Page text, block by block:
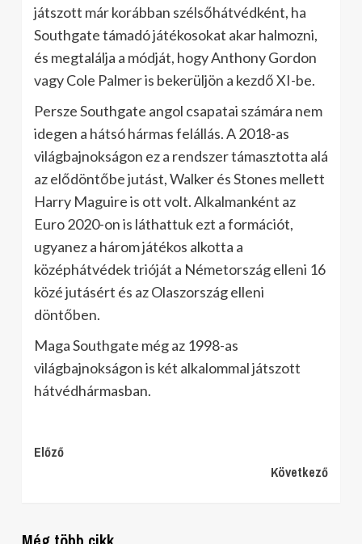
játszott már korábban szélsőhátvédként, ha
Southgate támadó játékosokat akar halmozni,
és megtalálja a módját, hogy Anthony Gordon
vagy Cole Palmer is bekerüljön a kezdő XI-be.
Persze Southgate angol csapatai számára nem
idegen a hátsó hármas felállás. A 2018-as
világbajnokságon ez a rendszer támasztotta alá
az elődöntőbe jutást, Walker és Stones mellett
Harry Maguire is ott volt. Alkalmanként az
Euro 2020-on is láthattuk ezt a formációt,
ugyanez a három játékos alkotta a
középhátvédek trióját a Németország elleni 16
közé jutásért és az Olaszország elleni
döntőben.
Maga Southgate még az 1998-as
világbajnokságon is két alkalommal játszott
hátvédhármasban.
Continue
Előző
Következő